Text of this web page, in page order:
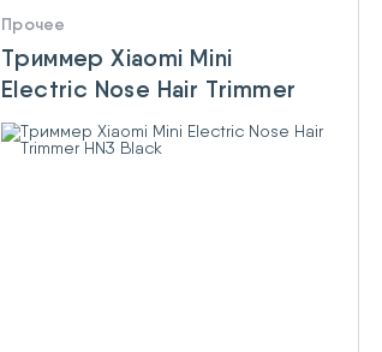
Прочее
Триммер Xiaomi Mini
Electric Nose Hair Trimmer
HN3 Black